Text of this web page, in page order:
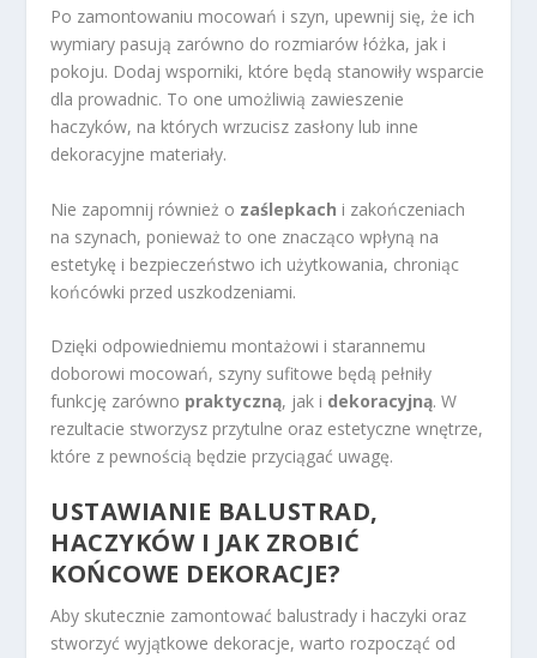
Po zamontowaniu mocowań i szyn, upewnij się, że ich
wymiary pasują zarówno do rozmiarów łóżka, jak i
pokoju. Dodaj wsporniki, które będą stanowiły wsparcie
dla prowadnic. To one umożliwią zawieszenie
haczyków, na których wrzucisz zasłony lub inne
dekoracyjne materiały.
Nie zapomnij również o zaślepkach i zakończeniach
na szynach, ponieważ to one znacząco wpłyną na
estetykę i bezpieczeństwo ich użytkowania, chroniąc
końcówki przed uszkodzeniami.
Dzięki odpowiedniemu montażowi i starannemu
doborowi mocowań, szyny sufitowe będą pełniły
funkcję zarówno praktyczną, jak i dekoracyjną. W
rezultacie stworzysz przytulne oraz estetyczne wnętrze,
które z pewnością będzie przyciągać uwagę.
USTAWIANIE BALUSTRAD,
HACZYKÓW I JAK ZROBIĆ
KOŃCOWE DEKORACJE?
Aby skutecznie zamontować balustrady i haczyki oraz
stworzyć wyjątkowe dekoracje, warto rozpocząć od